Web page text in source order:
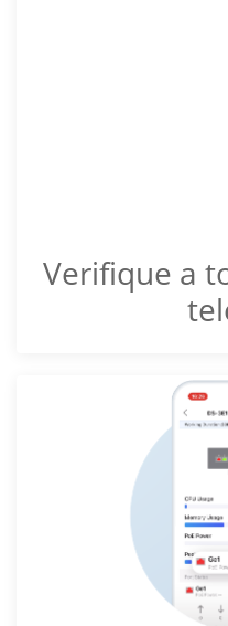
Verifique a